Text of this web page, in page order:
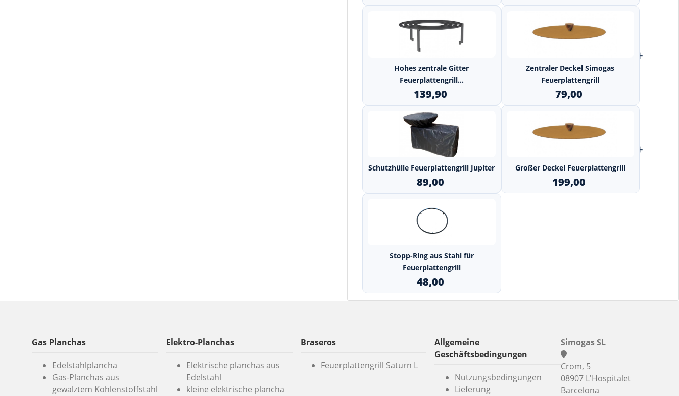
Hohes zentrale Gitter
Feuerplattengrill...
139,90
Zentraler Deckel Simogas
Feuerplattengrill
79,00
+
Schutzhülle Feuerplattengrill Jupiter
89,00
Großer Deckel Feuerplattengrill
199,00
+
Stopp-Ring aus Stahl für
Feuerplattengrill
48,00
Gas Planchas
Edelstahlplancha
Gas-Planchas aus
gewalztem Kohlenstoffstahl
Elektro-Planchas
Elektrische planchas aus
Edelstahl
kleine elektrische plancha
Braseros
Feuerplattengrill Saturn L
Allgemeine
Geschäftsbedingungen
Nutzungsbedingungen
Lieferung
Simogas SL
Crom, 5
08907 L'Hospitalet
Barcelona